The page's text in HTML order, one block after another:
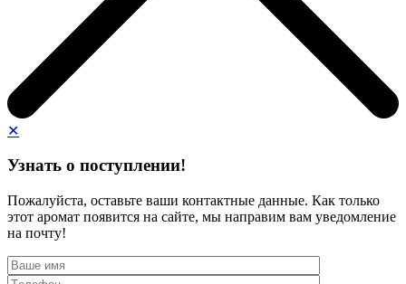
✕
Узнать о поступлении!
Пожалуйста, оставьте ваши контактные данные. Как только
этот аромат появится на сайте, мы направим вам уведомление
на почту!